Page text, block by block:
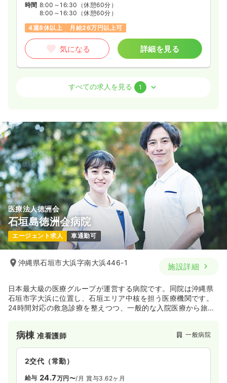
時間 8:00～16:30 （休憩60分）
8:00～16:30 （休憩60分）
4週8休以上
月給26万円以上可
気になる 詳細を見る
准看護師
給与 18.0〜18.4万円/月 賞与3.9ヶ月
※一例
時間 7:30～16:30（休憩60分）
担当業務未経験可
ブランク可
第二新卒可
月給18万円以上可
気になる 詳細を見る
すべての求人を見る 1
医療法人徳洲会
石垣島徳洲会病院
エージェント求人 車通勤可
沖縄県石垣市大浜字南大浜446-1 施設詳細
日本最大級の医療グループが運営する病院です。同院は沖縄県
石垣市字大浜に位置し、石垣エリア中核を担う医療機関です。
24時間対応の救急診療を整えつつ、一般的な入院医療から旅行
病棟准看護師 一般病院
2交代（常勤）
給与 24.7万円〜/月 賞与3.62ヶ月